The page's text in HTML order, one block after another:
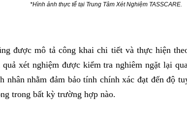
*Hình ảnh thực tế tại Trung Tâm Xét Nghiệm TASSCARE.
được mô tả công khai chi tiết và thực hiện
xét nghiệm được kiểm tra nghiêm ngặt lại
nhân nhằm đảm bảo tính chính xác đạt đến độ
trong bất kỳ trường hợp nào.